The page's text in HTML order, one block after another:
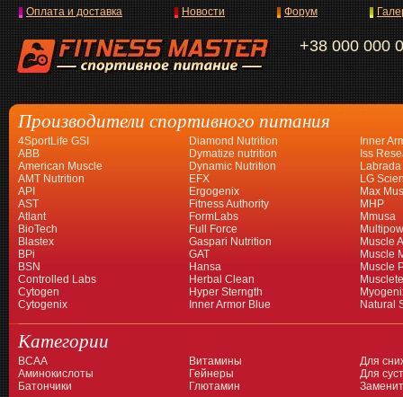
+38 000 000
Оплата и доставка Новости Форум
Производители спортивного питания
4SportLife GSI
ABB
American Muscle
AMT Nutrition
API
AST
Atlant
BioTech
Blastex
BPi
BSN
Controlled Labs
Cytogen
Cytogenix
Diamond Nutrition
Dymatize nutrition
Dynamic Nutrition
EFX
Ergogenix
Fitness Authority
FormLabs
Full Force
Gaspari Nutrition
GAT
Hansa
Herbal Clean
Hyper Sterngth
Inner Armor Blue
Inner
Iss
Labrada
LG
Max
MHP
Mmusa
Muscle
Muscle
Muscle
Natural
Категории
BCAA
Аминокислоты
Батончики
Витамины
Гейнеры
Глютамин
Для
Для